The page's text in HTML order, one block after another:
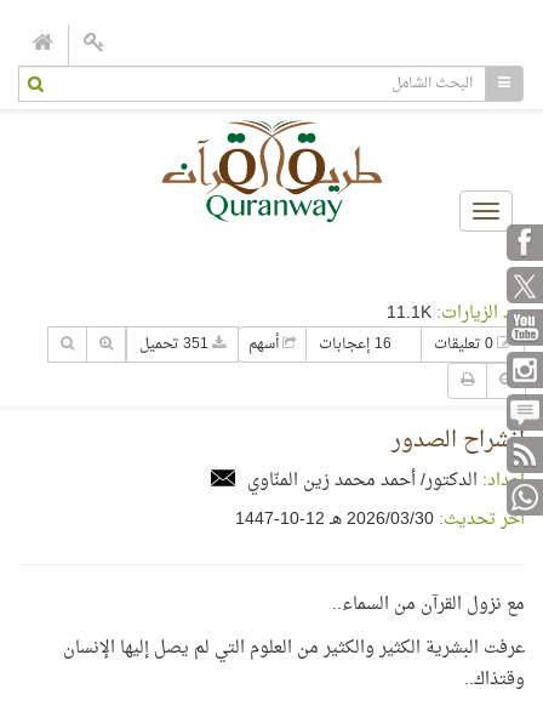
Toggle
navigation
عدد الزيارات:
16 إعجابات أسهم
انشراح الصدور
إعداد: الدكتور/ أحمد محمد زين المنّاوي
آخر تحديث:30‏/03‏/2026 هـ 12-10-1447
مع نزول القرآن من السماء..
عرفت البشرية الكثير والكثير من العلوم التي لم يصل إليها الإنسان
وقتذاك..